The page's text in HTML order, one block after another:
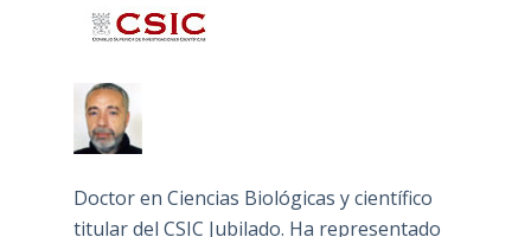
Doctor en Ciencias Biológicas y científico
titular del CSIC Jubilado. Ha representado